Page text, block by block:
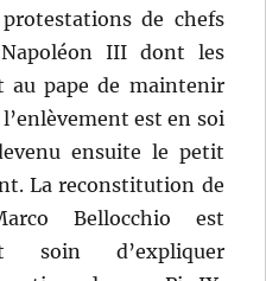
de chefs
III dont les
au pape de maintenir
est en soi
ensuite le petit
La reconstitution de
Bellocchio est
soin d’expliquer